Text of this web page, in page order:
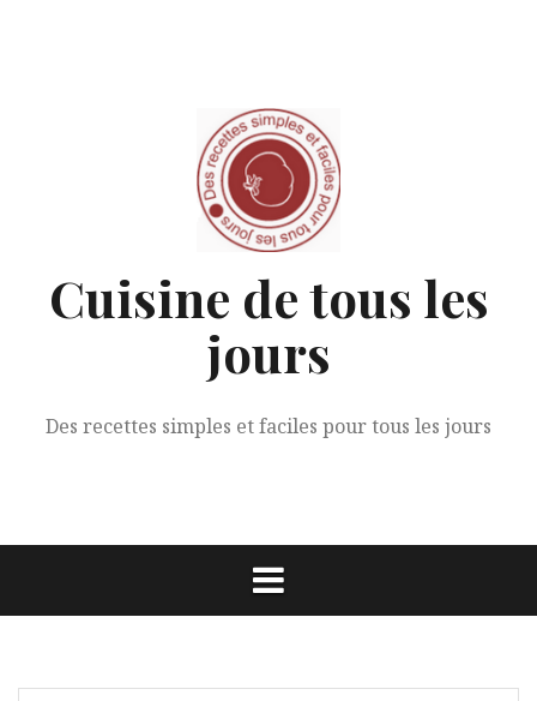
Cuisine de tous les
jours
Des recettes simples et faciles pour tous les jours